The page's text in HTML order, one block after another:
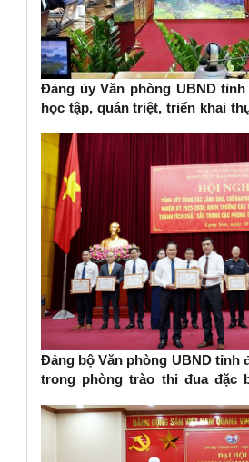
Đảng ủy Văn phòng UBND
học tập, quán triệt, triển khai
kỳ 2025-2030
Đảng bộ Văn phòng UBND
trong phòng trào thi đua đặc